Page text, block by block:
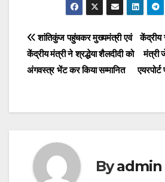
navigation
Post
navigation
केंद्रीय
मंत्री
शांतिकुंज पहुंचकर मुख्यमंत्री एवं
केंद्रीय मंत्री ने श्रद्धेया शैलदीदी को
अंगवस्त्र भेंट कर किया सम्मानित
Byadmin